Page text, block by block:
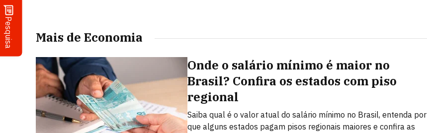
Pesquisa
Mais de Economia
Onde o salário mínimo é maior no
Brasil? Confira os estados com piso
regional
Saiba qual é o valor atual do salário mínimo no Brasil, entenda por
que alguns estados pagam pisos regionais maiores e confira as